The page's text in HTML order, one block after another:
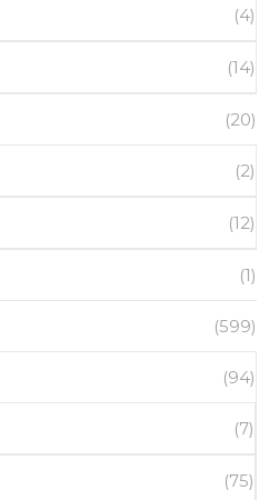
(4)
(14)
(20)
(2)
(12)
(1)
(599)
(94)
(7)
(75)